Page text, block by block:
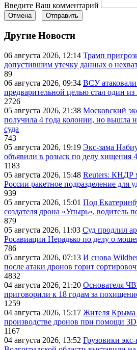
Введите Ваш комментарий
Отмена Отправить
Другие Новости
06 августа 2026, 12:14 Трамп
допустившим утечку данных о
89
06 августа 2026, 09:34 ВСУ
предварительной целью стал один
2726
05 августа 2026, 21:38 Московский
получила 4 года колонии, но вышла
суда
743
05 августа 2026, 19:19 Экс-зама
объявили в розыск по делу хищения
1183
05 августа 2026, 15:48 Reuters: КНДР
России ракетное подразделение для
939
05 августа 2026, 15:01 Под
создателя дрона «Упырь», водитель
879
05 августа 2026, 11:03 Суд продлил
Росавиации Нерадько по делу о
786
05 августа 2026, 07:13 И снова
после атаки дронов горит
4832
04 августа 2026, 21:20 Основателя
приговорили к 18 годам за
1259
04 августа 2026, 15:17 Жителя Крыма
производстве дронов при помощи
1167
04 августа 2026, 13:52 Грузовики